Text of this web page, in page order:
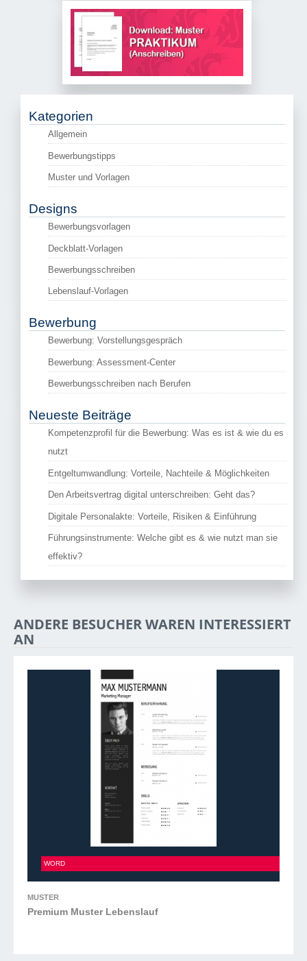
Kategorien
Allgemein
Bewerbungstipps
Muster und Vorlagen
Designs
Bewerbungsvorlagen
Deckblatt-Vorlagen
Bewerbungsschreiben
Lebenslauf-Vorlagen
Bewerbung
Bewerbung: Vorstellungsgespräch
Bewerbung: Assessment-Center
Bewerbungsschreiben nach Berufen
Neueste Beiträge
Kompetenzprofil für die Bewerbung: Was es ist & wie du es
nutzt
Entgeltumwandlung: Vorteile, Nachteile & Möglichkeiten
Den Arbeitsvertrag digital unterschreiben: Geht das?
Digitale Personalakte: Vorteile, Risiken & Einführung
Führungsinstrumente: Welche gibt es & wie nutzt man sie
effektiv?
ANDERE BESUCHER WAREN INTERESSIERT
AN
Premium Muster Lebenslauf